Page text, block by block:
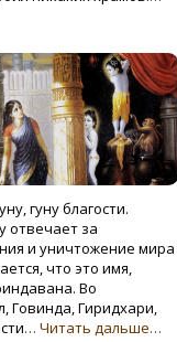
гуну благости.
отвечает за
и уничтожение мира
что это имя,
Во
Говинда, Гиридхари,
… Читать дальше…